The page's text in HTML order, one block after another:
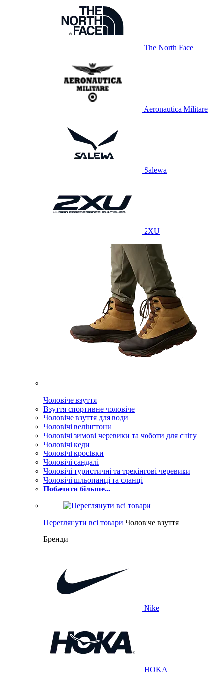
The North Face
Aeronautica Militare
Salewa
2XU
Чоловіче взуття
Взуття спортивне чоловіче
Чоловіче взуття для води
Чоловічі велінгтони
Чоловічі зимові черевики та чоботи для снігу
Чоловічі кеди
Чоловічі кросівки
Чоловічі сандалі
Чоловічі туристичні та трекінгові черевики
Чоловічі шльопанці та сланці
Побачити більше...
Переглянути всі товари Чоловіче взуття
Бренди
Nike
HOKA